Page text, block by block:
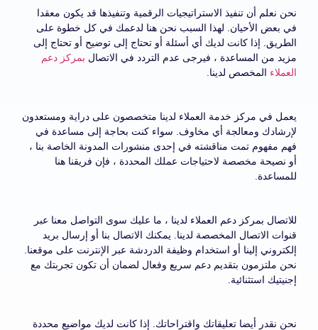
نحن نعلم أن تنفيذ الاستراتيجيات الرقمية وتنفيذها قد يكون معقدا
في بعض الأحيان. لهذا السبب نحن هنا لدعمك في كل خطوة على
الطريق. إذا كانت لديك أي أسئلة أو تحتاج إلى توضيح أو تحتاج إلى
مزيد من المساعدة ، فيرجى عدم التردد في الاتصال بمركز دعم
العملاء المخصص لدينا.
يعمل في مركز خدمة العملاء لدينا متخصصون على دراية ومستعدون
لإرشادك ومعالجة أي مخاوف. سواء كنت بحاجة إلى مساعدة في
فهم مفهوم تمت مناقشته في إحدى منشورات المدونة الخاصة بنا ،
أو نصيحة مخصصة لاحتياجات عملك المحددة ، فإن فريقنا هنا
للمساعدة.
للاتصال بمركز دعم العملاء لدينا ، ما عليك سوى التواصل معنا عبر
قنوات الاتصال المخصصة لدينا. يمكنك الاتصال بنا أو إرسال بريد
إلكتروني إلينا أو استخدام وظيفة الدردشة عبر الإنترنت على موقعنا.
نحن ملتزمون بتقديم دعم سريع وفعال لضمان أن تكون تجربتك مع
إجنيتيك استثنائية.
نحن نقدر أيضا تعليقاتك واقتراحاتك. إذا كانت لديك مواضيع محددة